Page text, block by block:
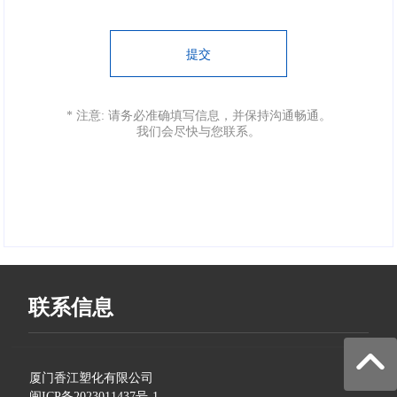
提交
* 注意: 请务必准确填写信息，并保持沟通畅通。
我们会尽快与您联系。
联系信息
厦门香江塑化有限公司